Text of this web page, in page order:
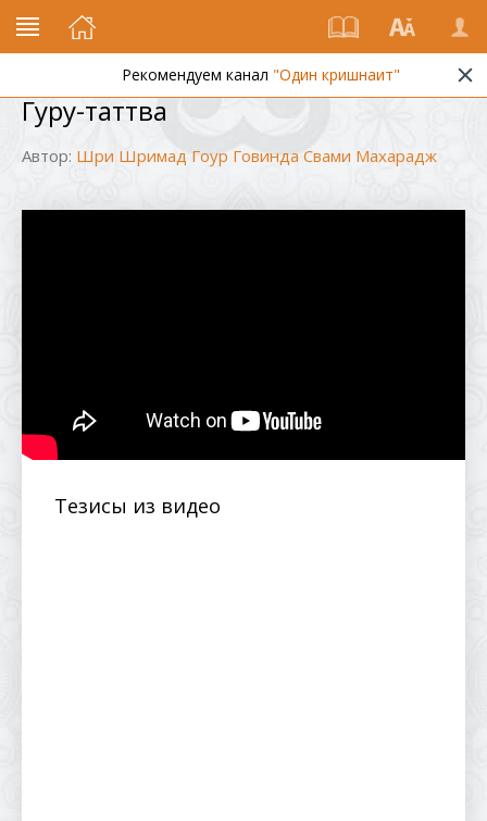
Рекомендуем канал"Один кришнаит"
Гуру-таттва
Автор: Шри Шримад Гоур Говинда Свами Махарадж
Тезисы из видео